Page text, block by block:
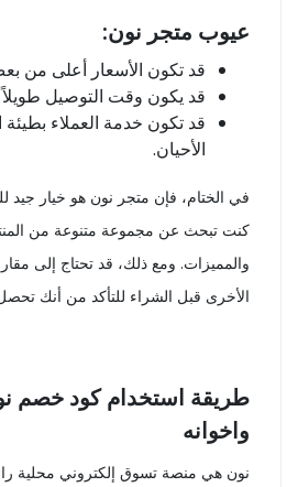
عيوب متجر نون:
قد تكون الأسعار أعلى من
قد يكون وقت التوصيل
قد تكون خدمة العملاء
الأحيان.
في الختام، فإن متجر نون هو خيار جيد
كنت تبحث عن مجموعة متنوعة من
والمميزات. ومع ذلك، قد تحتاج إلى
الأخرى قبل الشراء للتأكد من أنك
طريقة استخدام كود خصم
واخوانه
نون هي منصة تسوق إلكتروني محلية